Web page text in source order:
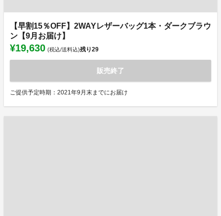
【早割15％OFF】2WAYレザーバッグ1本・ダークブラウ
ン【9月お届け】
¥19,630 (税込/送料込)残り29
販売終了
ご提供予定時期：2021年9月末までにお届け